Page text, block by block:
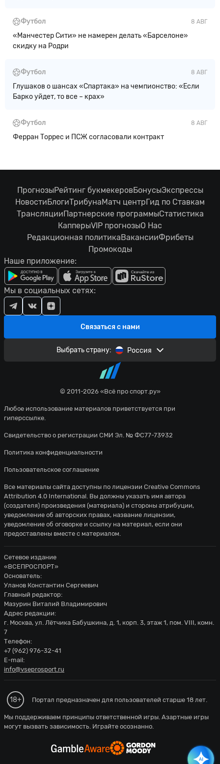
8 АВГ
Футбол
«Манчестер Сити» не намерен делать «Барселоне»
скидку на Родри
8 АВГ
Футбол
Глушаков о шансах «Спартака» на чемпионство: «Если
Барко уйдет, то все – крах»
8 АВГ
Футбол
Ферран Торрес и ПСЖ согласовали контракт
© 2011-2026 «Всё про спорт.ру»
Любое использование материалов приветствуется при
гиперссылке.
Свидетельство о регистрации СМИ Эл. № ФС77-73932
Политика конфиденциальности
Пользовательское соглашение
ПрогнозыРейтинг букмекеровБонусыЭкспрессы
НовостиБлогиТрибунаМатч центрГид по Ставкам
ТрансляцииПартнерские программыСтатистика
КапперыVIP прогнозыО Нас
Редакционная политикаВакансииФрибеты
Промокоды
Наше приложение:
Связаться с нами
Мы в социальных сетях:
Выбрать страну: Россия
Все материалы сайта доступны по лицензии Creative Commons
Attribution 4.0 International. Вы должны указать имя автора
(создателя) произведения (материала) и стороны атрибуции,
уведомление об авторских правах, название лицензии,
уведомление об оговорке и ссылку на материал, если они
предоставлены вместе с материалом.
Сетевое издание
«ВСЕПРОСПОРТ»
Основатель:
Уланов Константин Сергеевич
Главный редактор:
Мазурин Виталий Владимирович
Адрес редакции:
г. Москва, ул. Лётчика Бабушкина, д. 1, корп. 3, этаж 1, пом. VIII, комн.
7
Телефон:
+7 (962) 976-32-41
E-mail:
info@vseprosport.ru
18+ Портал предназначен для пользователей старше 18 лет.
Мы поддерживаем принципы ответственной игры. Азартные игры
могут вызвать зависимость. Играйте осознанно.